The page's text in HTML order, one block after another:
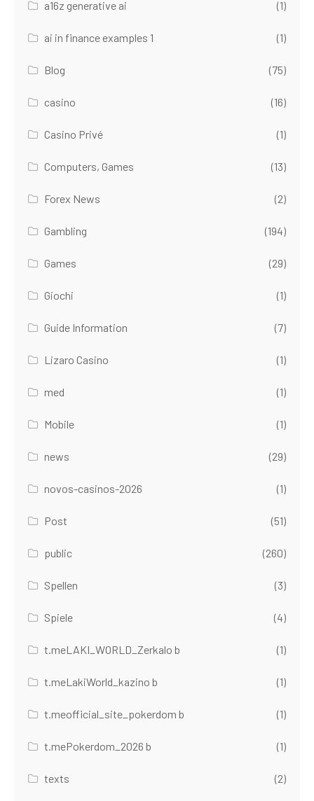
a16z generative ai (1)
ai in finance examples 1 (1)
Blog (75)
casino (16)
Casino Privé (1)
Computers, Games (13)
Forex News (2)
Gambling (194)
Games (29)
Giochi (1)
Guide Information (7)
Lizaro Casino (1)
med (1)
Mobile (1)
news (29)
novos-casinos-2026 (1)
Post (51)
public (260)
Spellen (3)
Spiele (4)
t.meLAKI_WORLD_Zerkalo b (1)
t.meLakiWorld_kazino b (1)
t.meofficial_site_pokerdom b (1)
t.mePokerdom_2026 b (1)
texts (2)